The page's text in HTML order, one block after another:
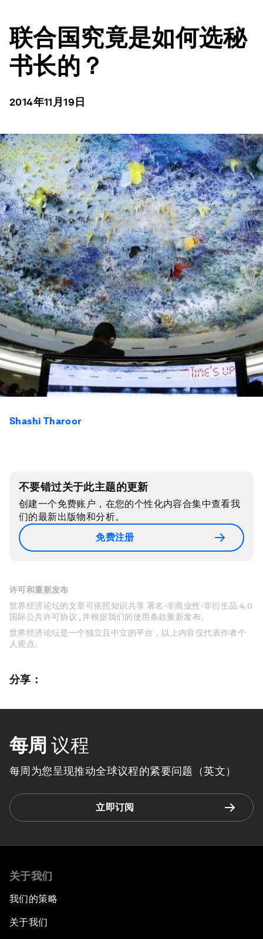
联合国究竟是如何选秘
书长的？
2014年11月19日
Shashi Tharoor
不要错过关于此主题的更新
创建一个免费账户，在您的个性化内容合集中查看我
们的最新出版物和分析。
免费注册
许可和重新发布
世界经济论坛的文章可依照知识共享 署名-非商业性-非衍生品 4.0
国际公共许可协议 , 并根据我们的使用条款重新发布。
世界经济论坛是一个独立且中立的平台，以上内容仅代表作者个
人观点。
分享：
每周 议程
每周为您呈现推动全球议程的紧要问题（英文）
立即订阅
关于我们
我们的策略
关于我们